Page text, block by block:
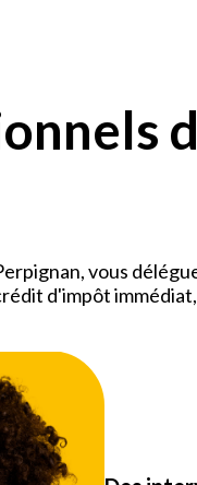
vous
d'impôt